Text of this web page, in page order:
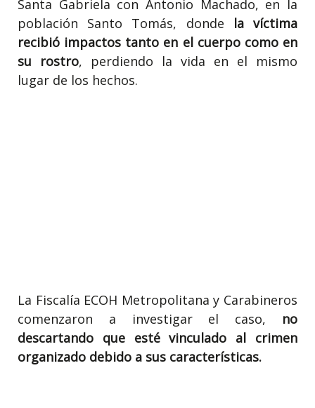
Santa Gabriela con Antonio Machado, en la
población Santo Tomás, donde la víctima
recibió impactos tanto en el cuerpo como en
su rostro, perdiendo la vida en el mismo
lugar de los hechos.
La Fiscalía ECOH Metropolitana y Carabineros
comenzaron a investigar el caso, no
descartando que esté vinculado al crimen
organizado debido a sus características.